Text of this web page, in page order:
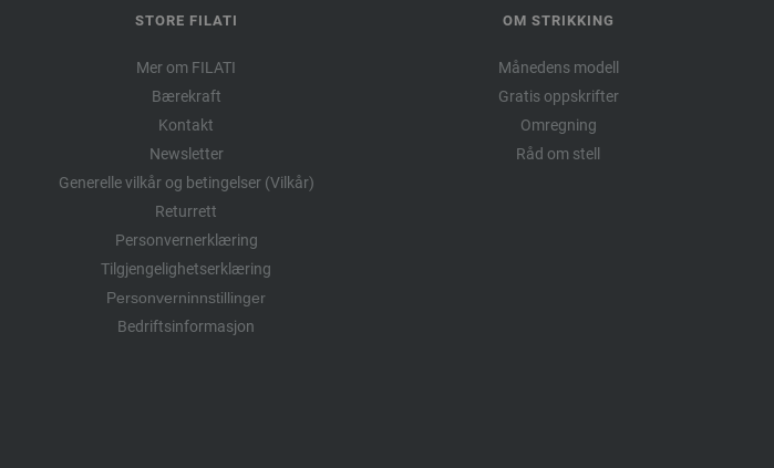
STORE FILATI
Mer om FILATI
Bærekraft
Kontakt
Newsletter
Generelle vilkår og betingelser (Vilkår)
Returrett
Personvernerklæring
Tilgjengelighetserklæring
Personverninnstillinger
Bedriftsinformasjon
OM STRIKKING
Månedens modell
Gratis oppskrifter
Omregning
Råd om stell